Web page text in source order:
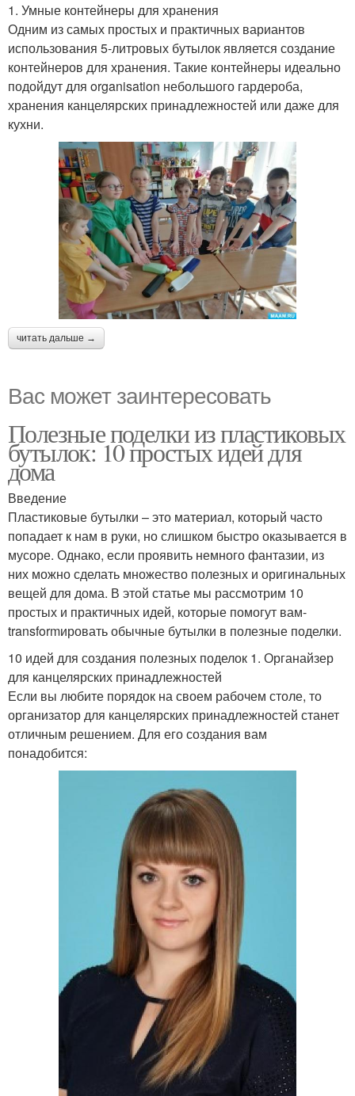
1. Умные контейнеры для хранения
Одним из самых простых и практичных вариантов
использования 5-литровых бутылок является создание
контейнеров для хранения. Такие контейнеры идеально
подойдут для organisation небольшого гардероба,
хранения канцелярских принадлежностей или даже для
кухни.
читать дальше →
Вас может заинтересовать
Полезные поделки из пластиковых
бутылок: 10 простых идей для
дома
Введение
Пластиковые бутылки – это материал, который часто
попадает к нам в руки, но слишком быстро оказывается в
мусоре. Однако, если проявить немного фантазии, из
них можно сделать множество полезных и оригинальных
вещей для дома. В этой статье мы рассмотрим 10
простых и практичных идей, которые помогут вам-
transformировать обычные бутылки в полезные поделки.
10 идей для создания полезных поделок 1. Органайзер
для канцелярских принадлежностей
Если вы любите порядок на своем рабочем столе, то
организатор для канцелярских принадлежностей станет
отличным решением. Для его создания вам
понадобится: